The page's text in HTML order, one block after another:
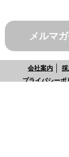
メルマ
会社案内
プライバシーポ